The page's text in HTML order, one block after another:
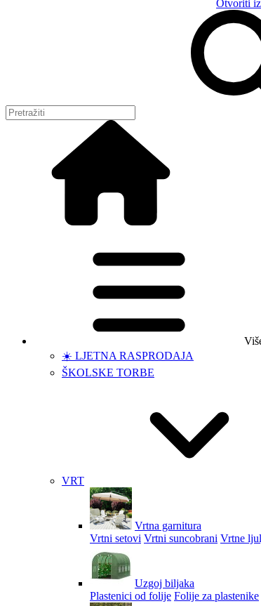
Otvoriti
☀️ LJETNA RASPRODAJA
ŠKOLSKE TORBE
VRT
Vrtna garnitura
Vrtni setovi Vrtni suncobrani Vrtne
Uzgoj biljaka
Plastenici od folije Folije za plastenike